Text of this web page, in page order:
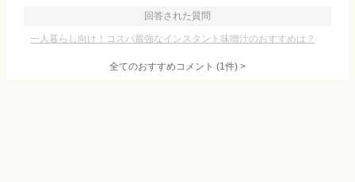
回答された質問
一人暮らし向け！コスパ最強なインスタント味噌汁のおすすめは？
全てのおすすめコメント (1件) >